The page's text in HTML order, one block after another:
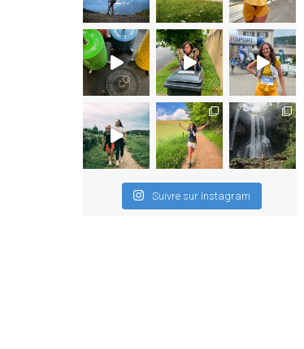
Suivre sur Instagram